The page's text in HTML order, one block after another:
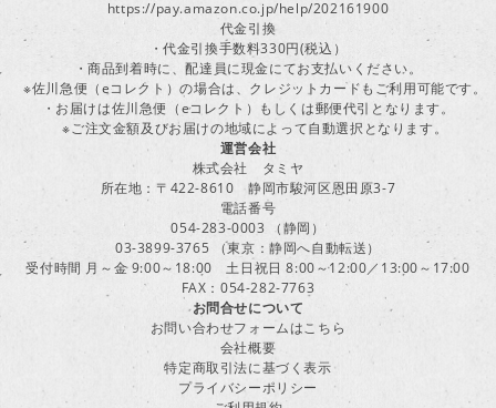
https://pay.amazon.co.jp/help/202161900
代金引換
・代金引換手数料330円(税込）
・商品到着時に、配達員に現金にてお支払いください。
※佐川急便（eコレクト）の場合は、クレジットカードもご利用可能です。
・お届けは佐川急便（eコレクト）もしくは郵便代引となります。
※ご注文金額及びお届けの地域によって自動選択となります。
運営会社
株式会社 タミヤ
所在地：〒422-8610 静岡市駿河区恩田原3-7
電話番号
054-283-0003 （静岡）
03-3899-3765 （東京：静岡へ自動転送）
受付時間 月～金 9:00～18:00 土日祝日 8:00～12:00／13:00～17:00
FAX：054-282-7763
お問合せについて
お問い合わせフォームはこちら
会社概要
特定商取引法に基づく表示
プライバシーポリシー